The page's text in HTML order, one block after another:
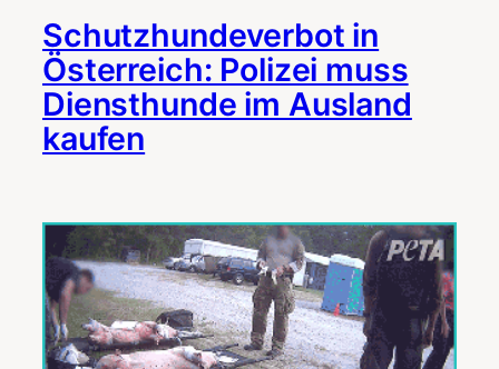
Schutzhundeverbot in
Österreich: Polizei muss
Diensthunde im Ausland
kaufen